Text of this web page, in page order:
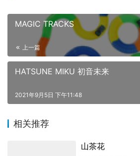
MAGIC TRACKS
上一篇
HATSUNE MIKU 初音未来
2021年9月5日 下午11:48
相关推荐
山茶花